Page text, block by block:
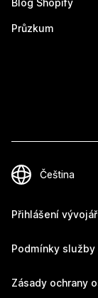
Blog Shopify
Průzkum
Přihlášení
Podmínky služby
Zásady ochrany